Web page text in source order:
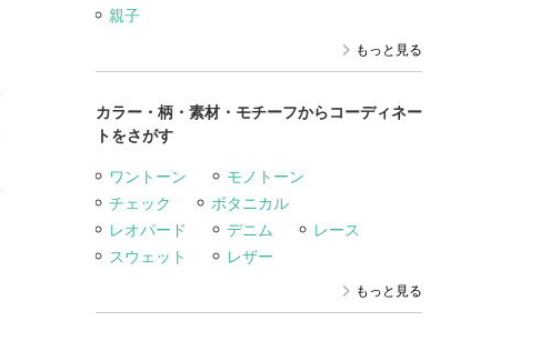
親子
もっと見る
カラー・柄・素材・モチーフからコーディネー
トをさがす
ワントーン
モノトーン
チェック
ボタニカル
レオパード
デニム
レース
スウェット
レザー
もっと見る